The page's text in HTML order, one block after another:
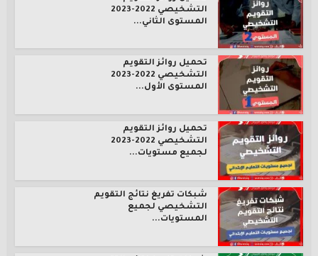
التشخيصي 2022-2023
المستوى الثاني...
تحميل روائز التقويم
التشخيصي 2022-2023
المستوى الأول...
تحميل روائز التقويم
التشخيصي 2022-2023
لجميع مستويات...
شبكات تفريغ نتائج التقويم
التشخيصي لجميع
المستويات...